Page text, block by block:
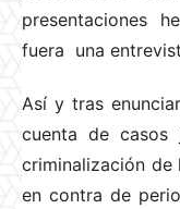
presentaciones
fuera una
Así y tras
cuenta de casos
criminalización
en contra de